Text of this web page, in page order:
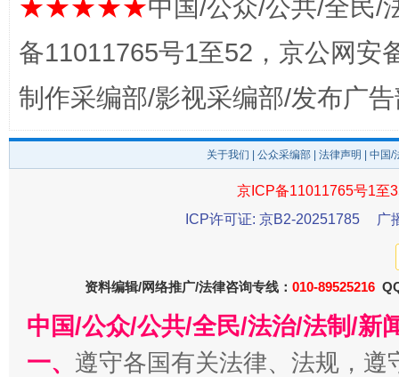
东山县通报“牛蛙产品抗生素超标问题” 法
★★★★★中国/公众/公共/全民/
备11011765号1至52，京公网安
制作采编部/影视采编部/发布广
关于我们 公众采编部 法律声明 | 中国
京ICP备11011765号1至
ICP许可证: 京B2-20251785
广
资料编辑/网络推广/法律咨询专线： 010-89525216
中国/公众/公共/全民/法治/法制/新
一、 遵守各国有关法律、法规，